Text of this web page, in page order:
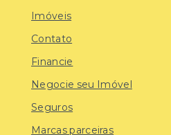
Imóveis
Contato
Financie
Negocie seu Imóvel
Seguros
Marcas parceiras